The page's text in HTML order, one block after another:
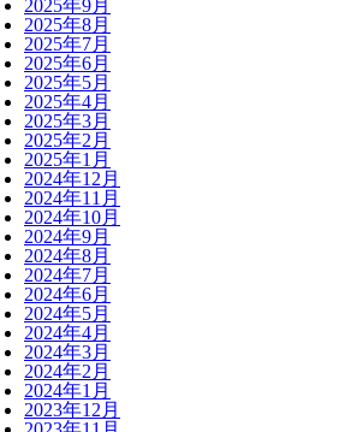
2025年9月
2025年8月
2025年7月
2025年6月
2025年5月
2025年4月
2025年3月
2025年2月
2025年1月
2024年12月
2024年11月
2024年10月
2024年9月
2024年8月
2024年7月
2024年6月
2024年5月
2024年4月
2024年3月
2024年2月
2024年1月
2023年12月